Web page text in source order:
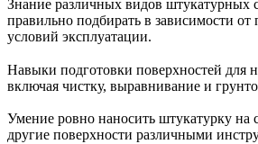
Знание различных видов штукатурных
правильно подбирать в зависимости от
условий эксплуатации.
Навыки подготовки поверхностей для
включая чистку, выравнивание и
Умение ровно наносить штукатурку на
другие поверхности различными